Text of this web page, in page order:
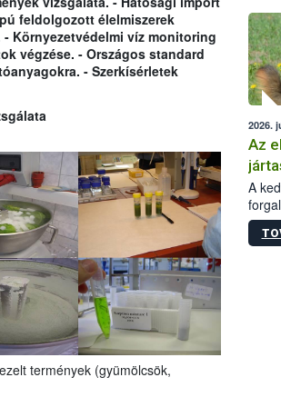
feldolgozott élelmiszerek
Környezetvédelmi víz monitoring
végzése. - Országos standard
- Szerkísérletek
termények (gyümölcsök,
2026.
Az
A